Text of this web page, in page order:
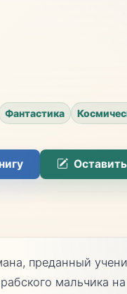
Фантастика
преданный
мальчика